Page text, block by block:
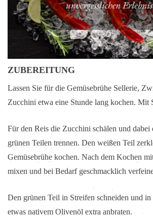
ZUBEREITUNG
Lassen Sie für die Gemüsebrühe Sellerie,
Zucchini etwa eine Stunde lang kochen. Mit
Für den Reis die Zucchini schälen und dabei
grünen Teilen trennen. Den weißen Teil
Gemüsebrühe kochen. Nach dem Kochen
mixen und bei Bedarf geschmacklich
Den grünen Teil in Streifen schneiden und
etwas nativem Olivenöl extra anbraten.